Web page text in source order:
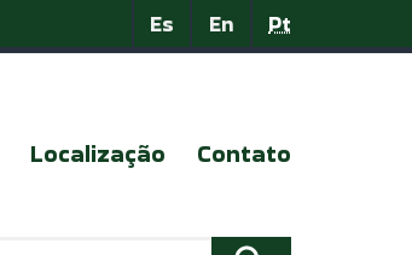
Es En Pt
Abrir
Localização Contato